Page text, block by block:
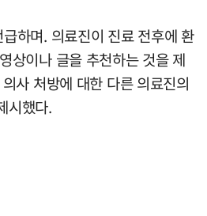
하며. 의료진이 진료 전후에 환
상이나 글을 추천하는 것을 제
사 처방에 대한 다른 의료진의
시했다.